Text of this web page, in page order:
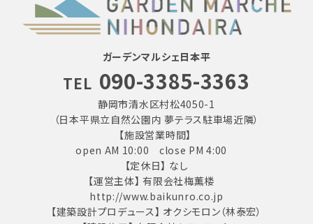
ガーデンマルシェ日本平
TEL 090-3385-3363
静岡市清水区村松4050-1
（日本平県立自然公園内 夢テラス駐車場近隣）
【施設営業時間】
open AM 10:00 close PM 4:00
【定休日】 なし
【運営主体】 有限会社梅薫楼
http://www.baikunro.co.jp
【建築設計プロデュース】 オクシモロン（林泰宏）